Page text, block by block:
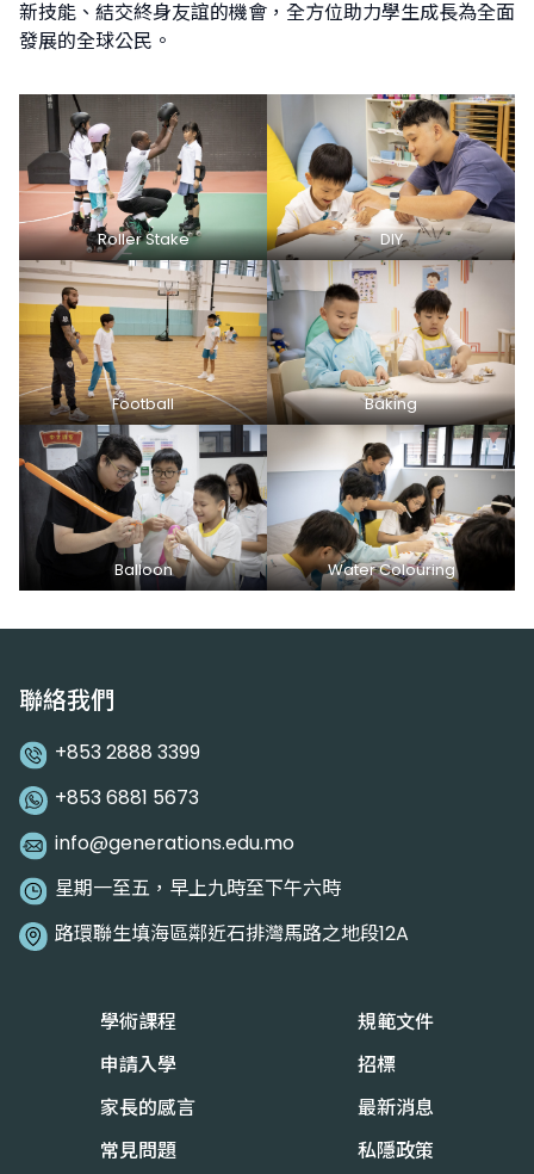
新技能、結交終身友誼的機會，全方位助力學生成長為全面
發展的全球公民。
Roller Stake DIY
Football Baking
Balloon Water Colouring
聯絡我們
+853 2888 3399
+853 6881 5673
info@generations.edu.mo
星期一至五，早上九時至下午六時
路環聯生填海區鄰近石排灣馬路之地段12A
學術課程
申請入學
家長的感言
常見問題
規範文件
招標
最新消息
私隱政策